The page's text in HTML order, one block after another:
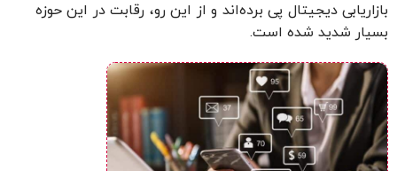
بازاریابی دیجیتال پی برده‌اند و از این رو، رقابت در این حوزه
بسیار شدید شده است.